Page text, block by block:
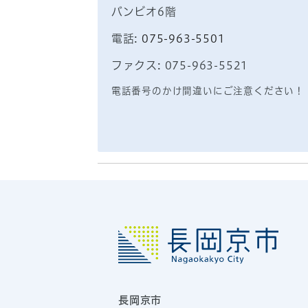
バンビオ6階
電話: 075-963-5501
ファクス: 075-963-5521
電話番号のかけ間違いにご注意ください！
長岡京市